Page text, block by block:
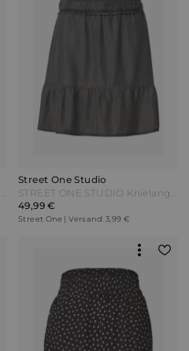
STREET ONE Kniefreier Denim Rock in Wickeloptik - Rinse Blue washed Blau
Street One Studio
STREET ONE STUDIO Knielanger Lyocellrock im Washed-Look - tencel grey Grau
49,99 €
Street One | Versand: 3,99 €